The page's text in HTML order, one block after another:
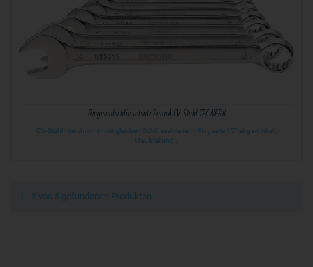
Ringmaulschlüsselsatz Form A CV-Stahl TECWERK
CV-Stahl · verchromt · mit gleichen Schlüsselweiten · Ringseite 15° abgewinkelt,
Maulstellung…
1 - 5 von 5 gefundenen Produkten